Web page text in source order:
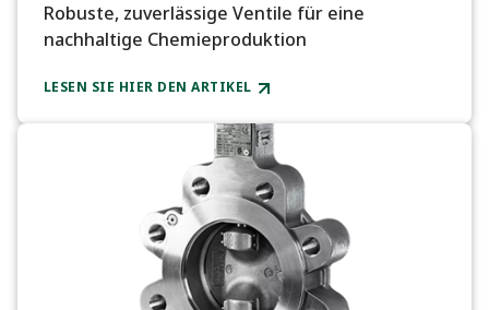
Robuste, zuverlässige Ventile für eine
nachhaltige Chemieproduktion
LESEN SIE HIER DEN ARTIKEL